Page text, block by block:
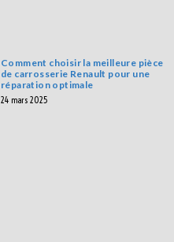
Comment choisir la meilleure pièce
de carrosserie Renault pour une
réparation optimale
24 mars 2025